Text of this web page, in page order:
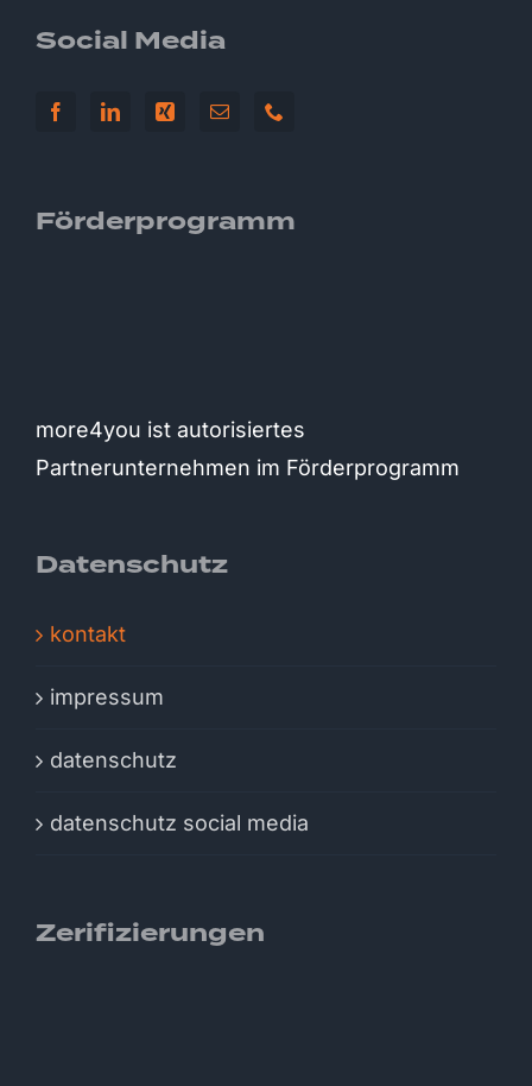
Social Media
Förderprogramm
more4you ist autorisiertes
Partnerunternehmen im Förderprogramm
Datenschutz
kontakt
impressum
datenschutz
datenschutz social media
Zerifizierungen